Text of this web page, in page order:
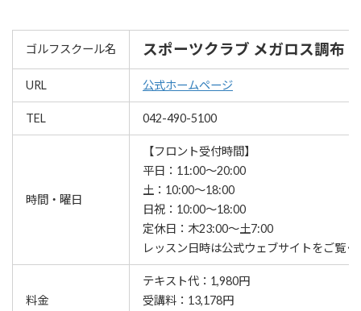
ゴルフスクール名 スポーツクラブ メガロス調布
URL 公式ホームページ
TEL 042-490-5100
時間・曜日
【フロント受付時間】
平日：11:00～20:00
土：10:00～18:00
日祝：10:00～18:00
定休日：木23:00～土7:00
レッスン⽇時は公式ウェブサイトをご覧く
料金
テキスト代：1,980円
受講料：13,178円